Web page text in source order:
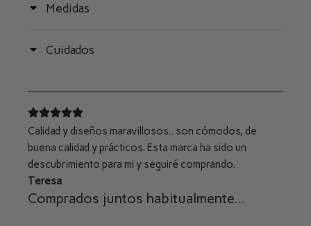
Medidas
Cuidados
Calidad y diseños maravillosos.. son cómodos, de
buena calidad y prácticos. Esta marca ha sido un
descubrimiento para mi y seguiré comprando.
Teresa
Comprados juntos habitualmente...